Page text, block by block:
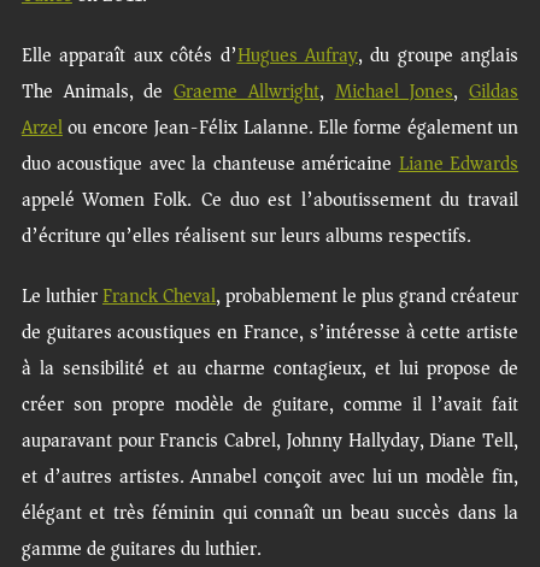
Elle apparaît aux côtés d’Hugues Aufray, du groupe anglais
The Animals, deGraeme Allwright,Michael Jones,Gildas
Arzelou encore Jean-Félix Lalanne. Elle forme également un
duo acoustique avec la chanteuse américaineLiane Edwards
appelé Women Folk. Ce duo est l’aboutissement du travail
d’écriture qu’elles réalisent sur leurs albums respectifs.
Le luthierFranck Cheval, probablement le plus grand créateur
de guitares acoustiques en France, s’intéresse à cette artiste
à la sensibilité et au charme contagieux, et lui propose de
créer son propre modèle de guitare, comme il l’avait fait
auparavant pour Francis Cabrel, Johnny Hallyday, Diane Tell,
et d’autres artistes. Annabel conçoit avec lui un modèle fin,
élégant et très féminin qui connaît un beau succès dans la
gamme de guitares du luthier.